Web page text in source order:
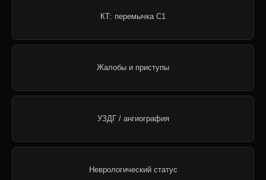
КТ: перемычка C1
Жалобы и приступы
УЗДГ / ангиография
Неврологический статус